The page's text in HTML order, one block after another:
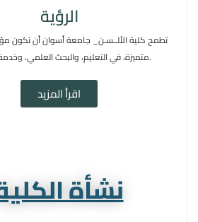
الرؤية
تطمح كلية الألــسـن_ جامعة أسوان أن تكون
متميزة، في التعليم، والبحث العلمي، وخدمة المجتمع.
اقرأ المزيد
نشأة